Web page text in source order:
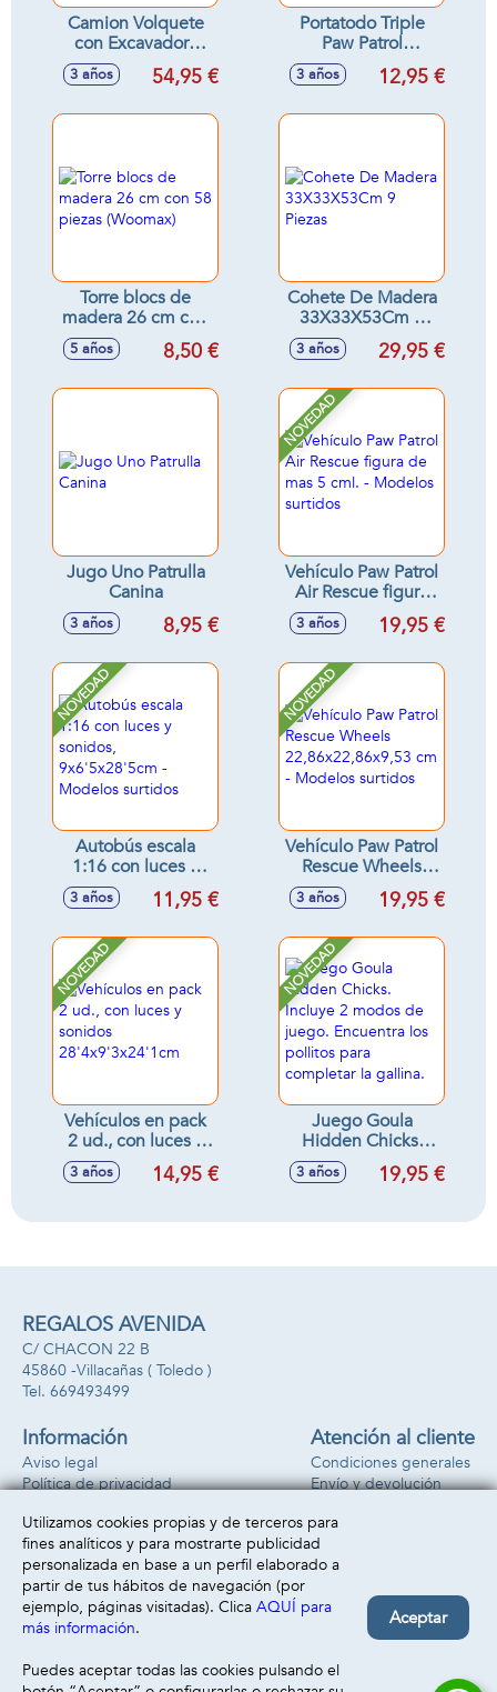
Camion Volquete
con Excavadora
68X45X32 Cm
3 años 54,95 €
Portatodo Triple
Paw Patrol
Friendship
22X12X3Cm
3 años 12,95 €
Torre blocs de
madera 26 cm con
58 piezas
(Woomax)
5 años 8,50 €
Cohete De Madera
33X33X53Cm 9
Piezas
3 años 29,95 €
Jugo Uno Patrulla
Canina
3 años 8,95 €
NOVEDAD
Vehículo Paw Patrol
Air Rescue figura
de mas 5 cml. -
Modelos surtidos
3 años 19,95 €
NOVEDAD
Autobús escala
1:16 con luces y
sonidos,
9x6'5x28'5cm -
3 años 11,95 €
NOVEDAD
Vehículo Paw Patrol
Rescue Wheels
22,86x22,86x9,53
cm - Modelos
3 años 19,95 €
NOVEDAD
Vehículos en pack
2 ud., con luces y
sonidos
28'4x9'3x24'1cm
3 años 14,95 €
NOVEDAD
Juego Goula
Hidden Chicks.
Incluye 2 modos de
juego. Encuentra
completar la
3 años 19,95 €
REGALOS AVENIDA
C/ CHACON 22 B
45860 -Villacañas ( Toledo )
669493499
Información
Aviso legal
Política de privacidad
Atención al cliente
Condiciones generales
Envío y devolución
Formas de pago
Utilizamos cookies propias y de terceros para
fines analíticos y para mostrarte publicidad
personalizada en base a un perfil elaborado a
partir de tus hábitos de navegación (por
ejemplo, páginas visitadas). Clica AQUÍ para
más información.
Puedes aceptar todas las cookies pulsando el
Aceptar